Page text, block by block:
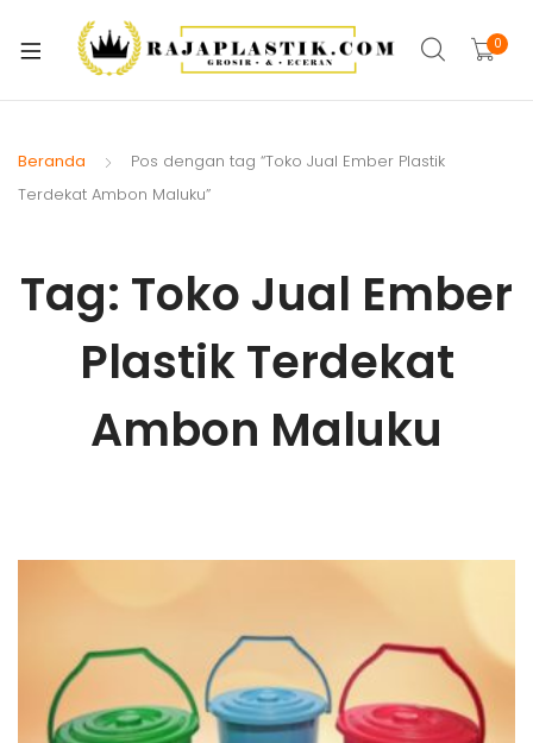
0
Beranda
Pos dengan tag “Toko Jual Ember Plastik
Terdekat Ambon Maluku”
Tag: Toko Jual Ember
Plastik Terdekat
Ambon Maluku